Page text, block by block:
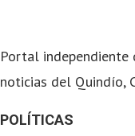
Portal
noticias del Quindío,
POLÍTICAS